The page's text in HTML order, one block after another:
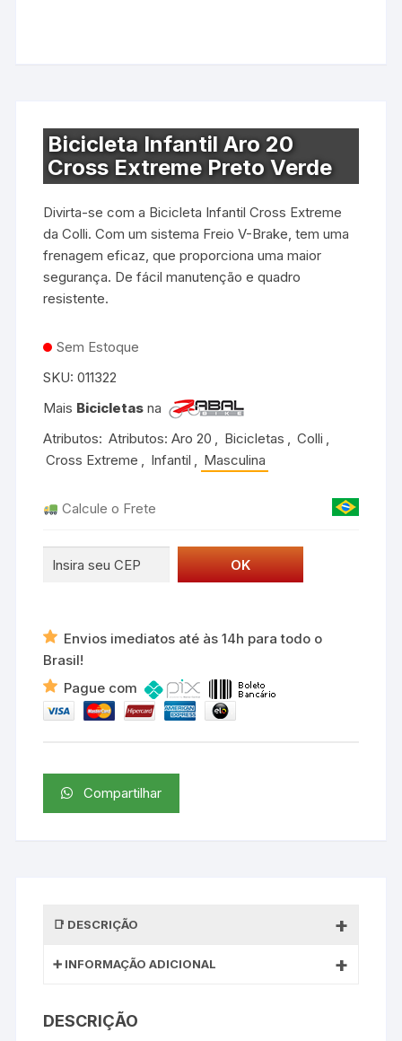
Bicicleta Infantil Aro 20
Cross Extreme Preto Verde
Divirta-se com a Bicicleta Infantil Cross Extreme
da Colli. Com um sistema Freio V-Brake, tem uma
frenagem eficaz, que proporciona uma maior
segurança. De fácil manutenção e quadro
resistente.
Sem Estoque
SKU:011322
Mais Bicicletas na
Atributos: Atributos: Aro 20 , Bicicletas , Colli ,
Cross Extreme , Infantil , Masculina
Calcule o Frete
Envios imediatos até às 14h para todo o
Brasil!
Pague com
Compartilhar
DESCRIÇÃO
INFORMAÇÃO ADICIONAL
DESCRIÇÃO